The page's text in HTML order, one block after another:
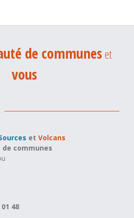
de communeset
vous
etVolcans
communes
48